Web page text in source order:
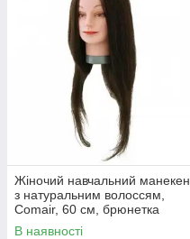
Жіночий навчальний манекен
з натуральним волоссям,
Comair, 60 см, брюнетка
(2572082)
В наявності